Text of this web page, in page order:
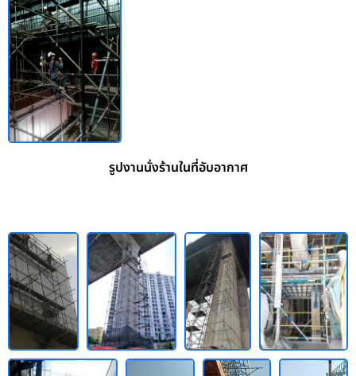
รูปงานนั่งร้านในที่อับอากาศ